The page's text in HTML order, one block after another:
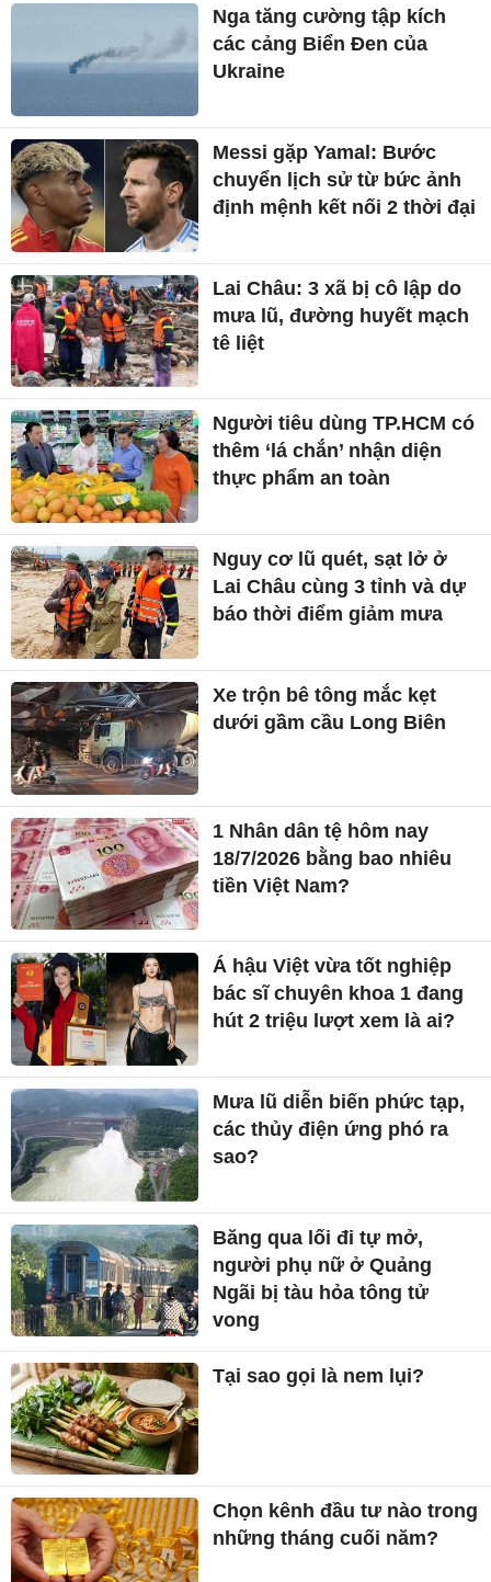
Nga tăng cường tập kích
các cảng Biển Đen của
Ukraine
Messi gặp Yamal: Bước
chuyển lịch sử từ bức ảnh
định mệnh kết nối 2 thời đại
Lai Châu: 3 xã bị cô lập do
mưa lũ, đường huyết mạch
tê liệt
Người tiêu dùng TP.HCM có
thêm ‘lá chắn’ nhận diện
thực phẩm an toàn
Nguy cơ lũ quét, sạt lở ở
Lai Châu cùng 3 tỉnh và dự
báo thời điểm giảm mưa
Xe trộn bê tông mắc kẹt
dưới gầm cầu Long Biên
1 Nhân dân tệ hôm nay
18/7/2026 bằng bao nhiêu
tiền Việt Nam?
Á hậu Việt vừa tốt nghiệp
bác sĩ chuyên khoa 1 đang
hút 2 triệu lượt xem là ai?
Mưa lũ diễn biến phức tạp,
các thủy điện ứng phó ra
sao?
Băng qua lối đi tự mở,
người phụ nữ ở Quảng
Ngãi bị tàu hỏa tông tử
vong
Tại sao gọi là nem lụi?
Chọn kênh đầu tư nào trong
những tháng cuối năm?